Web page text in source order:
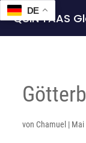
QUIN'TAAS
vonChamuel | Mai
DE